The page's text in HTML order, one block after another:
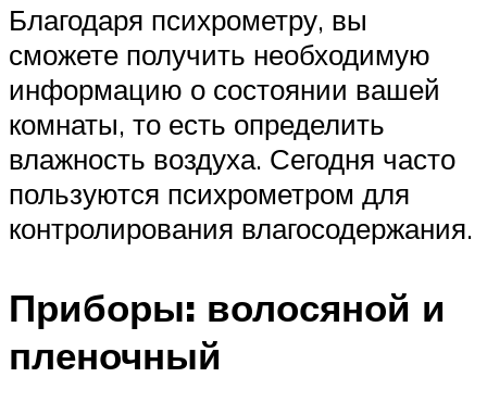
Благодаря психрометру, вы
сможете получить необходимую
информацию о состоянии вашей
комнаты, то есть определить
влажность воздуха. Сегодня часто
пользуются психрометром для
контролирования влагосодержания.
Приборы: волосяной и
пленочный